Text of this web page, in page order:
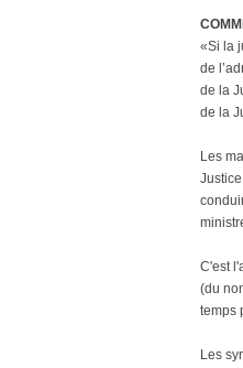
«Si la
de
de la
de la
Les
C'est
(du
temps
Les